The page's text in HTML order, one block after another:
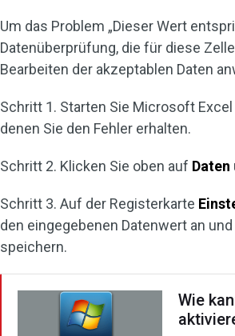
Um das Problem „Dieser Wert
Datenüberprüfung, die für diese
Bearbeiten der akzeptablen Daten
Schritt 1. Starten Sie Microsoft
denen Sie den Fehler erhalten.
Schritt 2. Klicken Sie oben auf Daten
Schritt 3. Auf der Registerkarte
den eingegebenen Datenwert an
speichern.
Wie